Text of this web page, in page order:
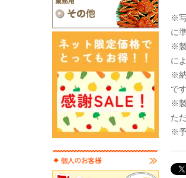
※
に
※
に
※
で
※
た
※